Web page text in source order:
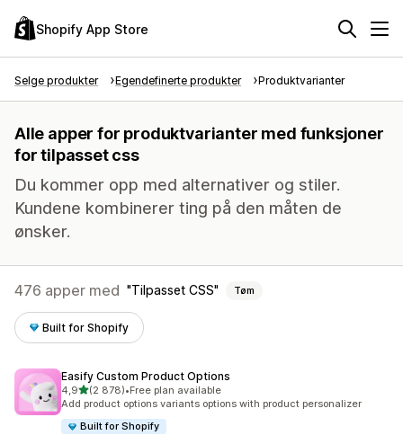
Shopify App Store
Selge produkter Egendefinerte produkter Produktvarianter
Alle apper for produktvarianter med funksjoner
for tilpasset css
Du kommer opp med alternativer og stiler.
Kundene kombinerer ting på den måten de
ønsker.
476 apper med Tilpasset CSS Tøm
Built for Shopify
Easify Custom Product Options
4,9av 5 stjerner
(2 878)
Totalt 2878 omtaler
•Free plan available
Add product options variants options with product personalizer
Built for Shopify